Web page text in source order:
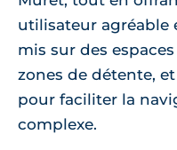
utilisateur agréable
mis sur des
zones de détente,
pour faciliter la
complexe.